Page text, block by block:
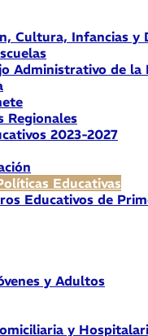
Cultura, Infancias y
Administrativo de la
Regionales
2023-2027
Educativas
Educativos de
y Adultos
y